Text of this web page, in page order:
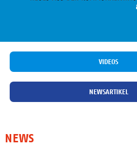
VIDEOS
NEWSARTIKEL
NEWS